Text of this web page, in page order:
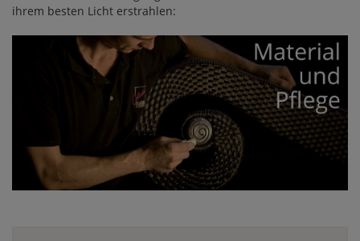
ihrem besten Licht erstrahlen: